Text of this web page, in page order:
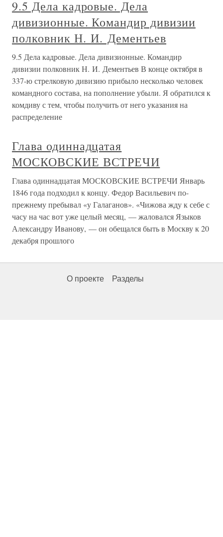
9.5 Дела кадровые. Дела
дивизионные. Командир дивизии
полковник Н. И. Дементьев
9.5 Дела кадровые. Дела дивизионные. Командир
дивизии полковник Н. И. Дементьев В конце октября в
337-ю стрелковую дивизию прибыло несколько человек
командного состава, на пополнение убыли. Я обратился к
комдиву с тем, чтобы получить от него указания на
распределение
Глава одиннадцатая
МОСКОВСКИЕ ВСТРЕЧИ
Глава одиннадцатая МОСКОВСКИЕ ВСТРЕЧИ Январь
1846 года подходил к концу. Федор Васильевич по-
прежнему пребывал «у Галаганов». «Чижова жду к себе с
часу на час вот уже целый месяц, — жаловался Языков
Александру Иванову, — он обещался быть в Москву к 20
декабря прошлого
О проекте Разделы